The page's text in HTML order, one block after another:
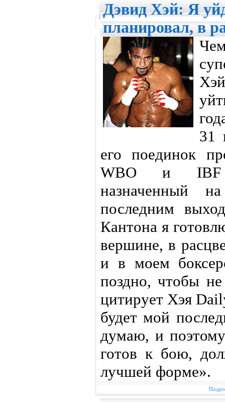
Дэвид Хэй: Я
планировал, в
31
его поединок
WBO и IBF
назначенный
последним
Кантона я
вершине, в
и в моем
поздно, чтобы
цитирует Хэя
будет мой
думаю, и
готов к бою,
лучшей форме».